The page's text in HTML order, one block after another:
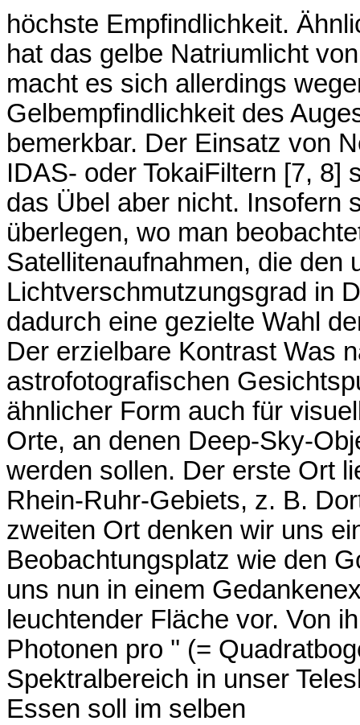
höchste Empfindlichkeit.
hat das gelbe Natriumlicht
macht es sich allerdings
Gelbempfindlichkeit des
bemerkbar. Der Einsatz von
IDAS- oder TokaiFiltern [7, 8]
das Übel aber nicht. Insofern
überlegen, wo man
Satellitenaufnahmen, die den
Lichtverschmutzungsgrad in
dadurch eine gezielte Wahl
Der erzielbare Kontrast Was
astrofotografischen
ähnlicher Form auch für
Orte, an denen Deep-Sky-
werden sollen. Der erste Ort
Rhein-Ruhr-Gebiets, z. B.
zweiten Ort denken wir uns
Beobachtungsplatz wie den
uns nun in einem
leuchtender Fläche vor. Von
Photonen pro '' (=
Spektralbereich in unser
Essen soll im selben